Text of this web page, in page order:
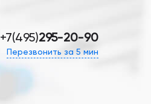
+7(495)295-20-90
Перезвонить за 5 мин